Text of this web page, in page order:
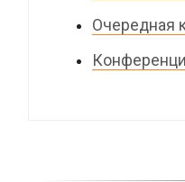
Очередная